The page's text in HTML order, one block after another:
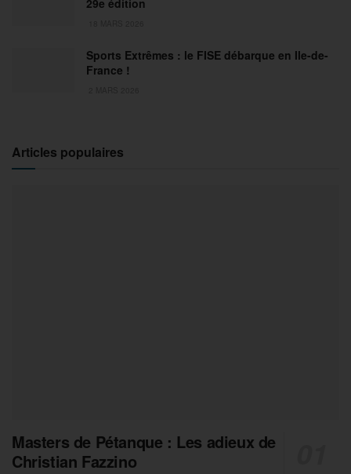
29e édition
Sports Extrêmes : le FISE débarque en Ile-de-
France !
Articles populaires
Masters de Pétanque : Les adieux de
Christian Fazzino